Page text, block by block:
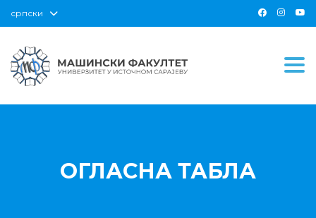
српски
ОГЛАСНА ТАБЛА